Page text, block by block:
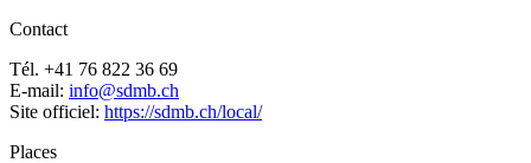
Contact
Tél. +41 76 822 36 69
E-mail: info@sdmb.ch
Site officiel: https://sdmb.ch/local/
Places